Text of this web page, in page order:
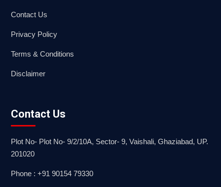
Contact Us
Privacy Policy
Terms & Conditions
Disclaimer
Contact Us
Plot No- Plot No- 9/2/10A, Sector- 9, Vaishali, Ghaziabad, UP.
201020
Phone : +91 90154 79330